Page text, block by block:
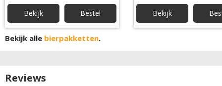
Bekijk Bestel Bekijk
Bekijk alle bierpakketten.
Reviews